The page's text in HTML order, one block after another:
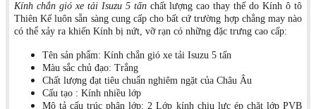
Kính chắn gió xe tải Isuzu 5 tấnchất lượng cao thay thế do Kính ô tô
Thiên Kế luôn sẵn sàng cung cấp cho bất cứ trường hợp chẳng may nào
có thể xảy ra khiến Kính bị nứt, vỡ rạn có những đặc trưng cao cấp:
Tên sản phẩm: Kính chắn gió xe tải Isuzu 5 tấn
Màu sắc chủ đạo: Trắng
Chất lượng đạt tiêu chuẩn nghiêm ngặt của Châu Âu
Cấu tạo : Kính nhiều lớp
Mô tả cấu trúc phân lớp: 2 Lớp kính chịu lực ép chặt lớp PVB